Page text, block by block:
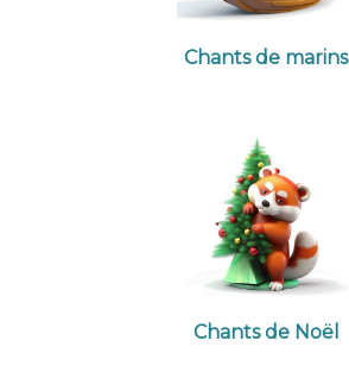
Chants de marins
Chants de Noël